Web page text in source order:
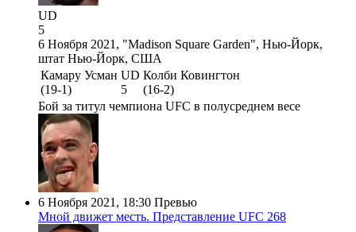
UD
5
6 Ноября 2021, "Madison Square Garden", Нью-Йорк,
штат Нью-Йорк, США
Камару Усман
(19-1)
UD
5
Колби Ковингтон
(16-2)
Бой за титул чемпиона UFC в полусреднем весе
6 Ноября 2021, 18:30 Превью
Мной движет месть. Представление UFC 268